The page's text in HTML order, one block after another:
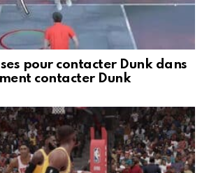
pour contacter Dunk dans
contacter Dunk